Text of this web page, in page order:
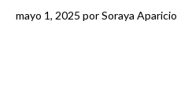
mayo 1, 2025 porSoraya Aparicio